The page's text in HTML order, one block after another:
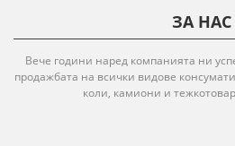
ЗА НАС
Вече години наред компанията ни
продажбата на всички видове
коли, камиони и